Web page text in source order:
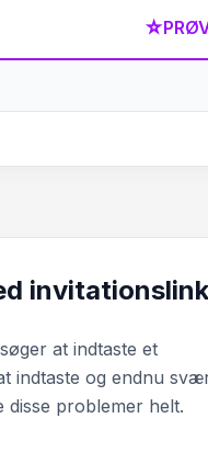
☆
at indtaste et
indtaste og endnu
disse problemer helt.